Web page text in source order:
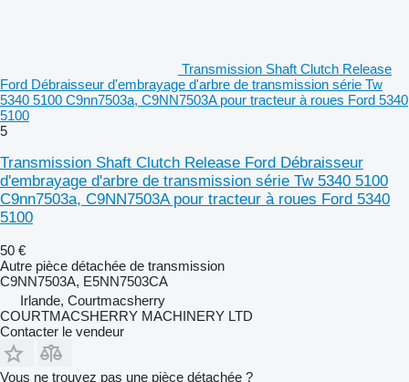
Transmission Shaft Clutch Release
Ford Débraisseur d'embrayage d'arbre de transmission série Tw
5340 5100 C9nn7503a, C9NN7503A pour tracteur à roues Ford 5340
5100
5
Transmission Shaft Clutch Release Ford Débraisseur
d'embrayage d'arbre de transmission série Tw 5340 5100
C9nn7503a, C9NN7503A pour tracteur à roues Ford 5340
5100
50 €
Autre pièce détachée de transmission
C9NN7503A, E5NN7503CA
Irlande, Courtmacsherry
COURTMACSHERRY MACHINERY LTD
Contacter le vendeur
Vous ne trouvez pas une pièce détachée ?